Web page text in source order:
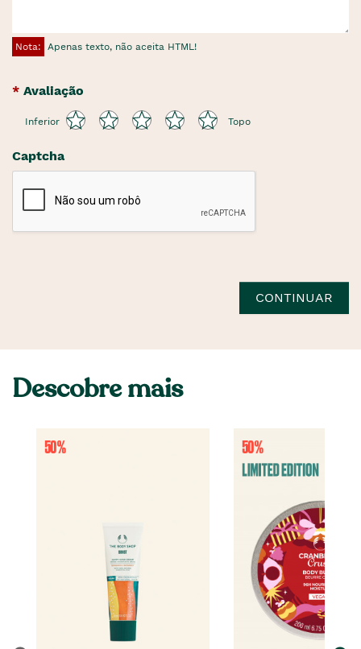
Nota: Apenas texto, não aceita HTML!
Avaliação
Inferior Topo
Captcha
CONTINUAR
Descobre mais